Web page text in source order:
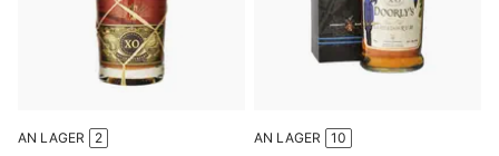
AN LAGER 2 AN LAGER 10